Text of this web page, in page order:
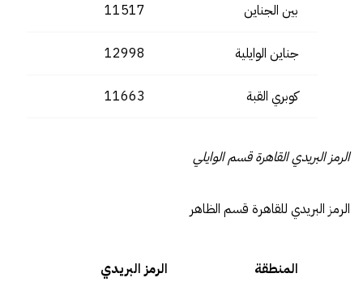
بين الجناين 11517
جناين الوايلية 12998
كوبري القبة 11663
الرمز البريدي القاهرة قسم الوايلي
الرمز البريدي للقاهرة قسم الظاهر
المنطقة الرمز البريدي